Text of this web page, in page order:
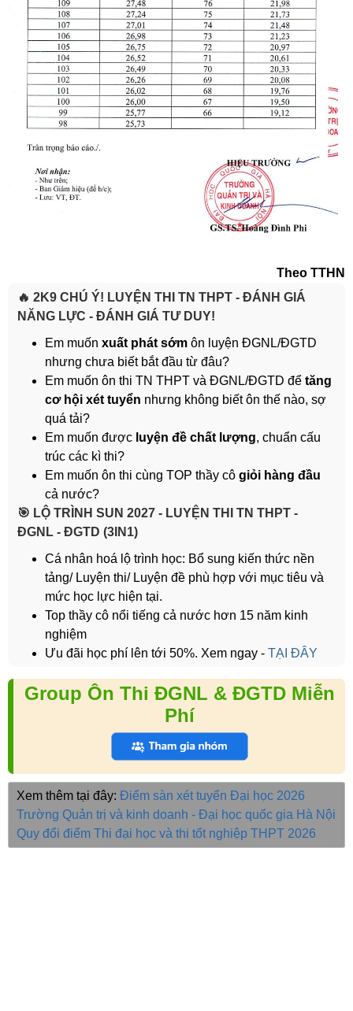
Theo TTHN
🔥 2K9 CHÚ Ý! LUYỆN THI TN THPT - ĐÁNH GIÁ
NĂNG LỰC - ĐÁNH GIÁ TƯ DUY!
Em muốn xuất phát sớm ôn luyện ĐGNL/ĐGTD
nhưng chưa biết bắt đầu từ đâu?
Em muốn ôn thi TN THPT và ĐGNL/ĐGTD để tăng
cơ hội xét tuyển nhưng không biết ôn thế nào, sợ
quá tải?
Em muốn được luyện đề chất lượng, chuẩn cấu
trúc các kì thi?
Em muốn ôn thi cùng TOP thầy cô giỏi hàng đầu
cả nước?
️🎯 LỘ TRÌNH SUN 2027 - LUYỆN THI TN THPT -
ĐGNL - ĐGTD (3IN1)
Cá nhân hoá lộ trình học: Bổ sung kiến thức nền
tảng/ Luyện thi/ Luyện đề phù hợp với mục tiêu và
mức học lực hiện tại.
Top thầy cô nổi tiếng cả nước hơn 15 năm kinh
nghiệm
Ưu đãi học phí lên tới 50%. Xem ngay - TẠI ĐÂY
Group Ôn Thi ĐGNL & ĐGTD Miễn
Phí
Xem thêm tại đây: Điểm sàn xét tuyển Đại học 2026
Trường Quản trị và kinh doanh - Đại học quốc gia Hà Nội
Quy đổi điểm Thi đại học và thi tốt nghiệp THPT 2026